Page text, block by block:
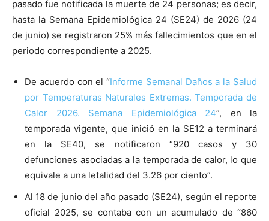
pasado fue notificada la muerte de 24 personas; es decir,
hasta la Semana Epidemiológica 24 (SE24) de 2026 (24
de junio) se registraron 25% más fallecimientos que en el
periodo correspondiente a 2025.
De acuerdo con el “Informe Semanal Daños a la Salud
por Temperaturas Naturales Extremas. Temporada de
Calor 2026. Semana Epidemiológica 24”, en la
temporada vigente, que inició en la SE12 a terminará
en la SE40, se notificaron “920 casos y 30
defunciones asociadas a la temporada de calor, lo que
equivale a una letalidad del 3.26 por ciento”.
Al 18 de junio del año pasado (SE24), según el reporte
oficial 2025, se contaba con un acumulado de “860